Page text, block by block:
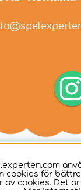
cookies för
cookies. Det